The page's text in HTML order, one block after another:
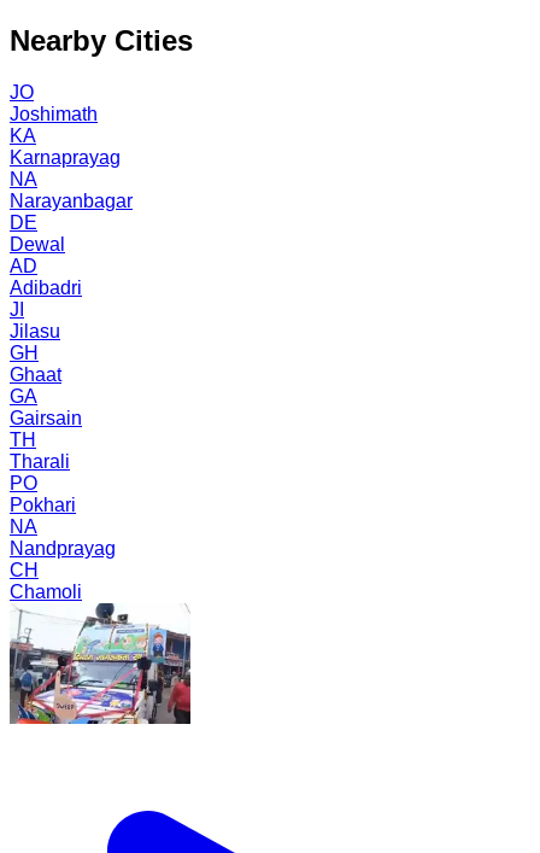
Nearby Cities
JO
Joshimath
KA
Karnaprayag
NA
Narayanbagar
DE
Dewal
AD
Adibadri
JI
Jilasu
GH
Ghaat
GA
Gairsain
TH
Tharali
PO
Pokhari
NA
Nandprayag
CH
Chamoli